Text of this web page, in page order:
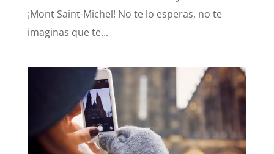
¡Mont Saint-Michel! No te lo esperas, no te
imaginas que te...